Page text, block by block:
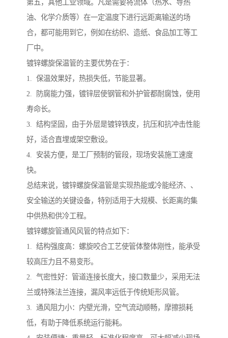
第五，其他工业领域。凡是需要将流体（热水、导热
油、化学介质等）在一定温度下进行远距离输送的场
合，都可能用到它，例如在纺织、造纸、食品加工等工
厂中。
镀锌螺旋保温管的主要优势在于：
1. 保温效果好，热损失低，节能显著。
2. 防腐能力强，镀锌层使钢管和外护管都耐腐蚀，使用
寿命长。
3. 结构坚固，由于外层是镀锌铁皮，抗压和抗冲击性能
好，适合直埋或架空敷设。
4. 安装方便，是工厂预制的管段，现场安装施工速度
快。
总结来说，镀锌螺旋保温管是实现热能或冷能经济、、
安全输送的关键设备，特别适用于大规模、长距离的集
中供热和供冷工程。
镀锌螺旋管通风风管的特点如下：
1. 结构强度高：螺旋咬合工艺使管体整体刚性，能承受
较高压力且不易变形。
2. 气密性好：管道连接长度大，接口数量少，采用无法
兰或特殊法兰连接，漏风率远低于传统矩形风管。
3. 通风阻力小：内壁光滑，空气流动顺畅，摩擦损耗
低，有助于降低系统运行能耗。